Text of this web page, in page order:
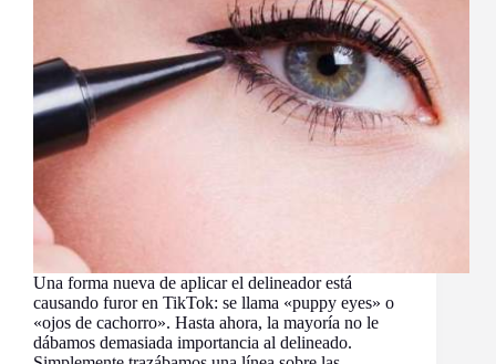
Una forma nueva de aplicar el delineador está
causando furor en TikTok: se llama «puppy eyes» o
«ojos de cachorro». Hasta ahora, la mayoría no le
dábamos demasiada importancia al delineado.